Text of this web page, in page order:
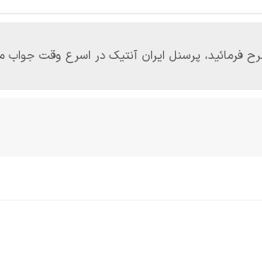
فرمائید، پرسنل ایران آنتیک در اسرع وقت